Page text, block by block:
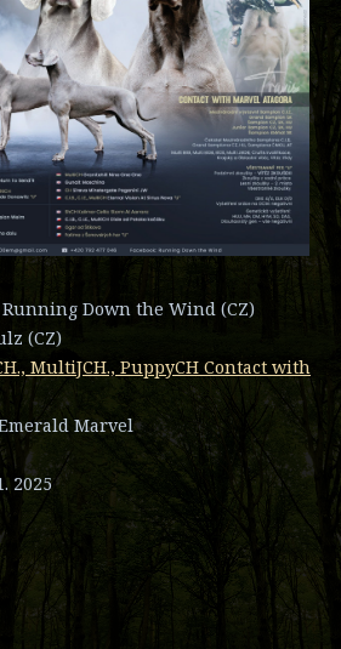
Running Down the Wind (CZ)
(CZ)
MultiJCH., PuppyCH Contact with
Marvel
2025